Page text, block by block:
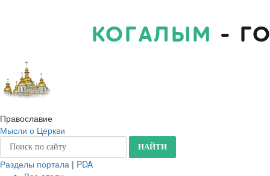
КОГАЛЫМ -
Православие
Мысли о Церкви
Разделы портала | PDA